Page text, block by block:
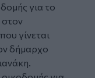
για το
στον
γίνεται
δήμαρχο